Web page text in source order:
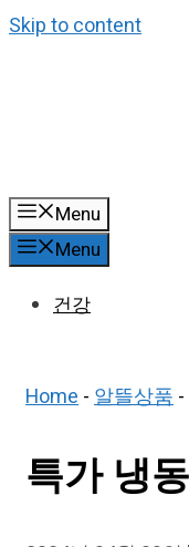
Skip to content
Menu
Menu
건강
Home-알뜰상품-
특가 냉